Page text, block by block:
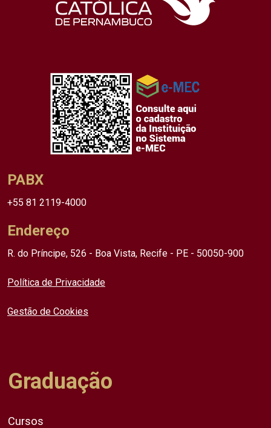
PABX
+55 81 2119-4000
Endereço
R. do Príncipe, 526 - Boa Vista, Recife - PE - 50050-900
Política de Privacidade
Gestão de Cookies
Graduação
Cursos